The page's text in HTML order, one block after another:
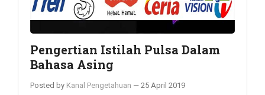
Pengertian Istilah Pulsa Dalam
Bahasa Asing
Posted by Kanal Pengetahuan — 25 April 2019